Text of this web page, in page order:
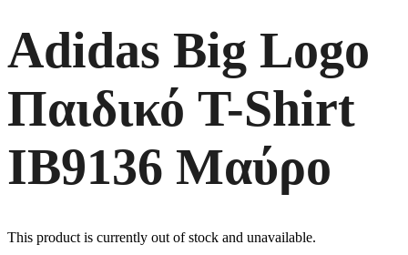
Adidas Big Logo
Παιδικό T-Shirt
IB9136 Μαύρο
This product is currently out of stock and unavailable.